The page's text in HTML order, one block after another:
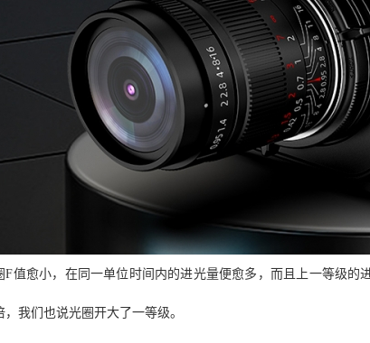
F值愈小，在同一单位时间内的进光量便愈多，而且上一等级的
，我们也说光圈开大了一等级。